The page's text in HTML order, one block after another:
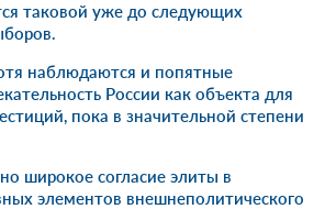
таковой уже до следующих
наблюдаются и попятные
России как объекта для
пока в значительной степени
широкое согласие элиты в
элементов внешнеполитического